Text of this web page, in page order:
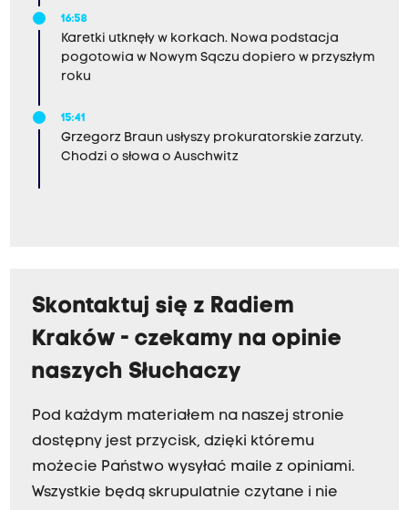
16:58
Karetki utknęły w korkach. Nowa podstacja
pogotowia w Nowym Sączu dopiero w przyszłym
roku
15:41
Grzegorz Braun usłyszy prokuratorskie zarzuty.
Chodzi o słowa o Auschwitz
Skontaktuj się z Radiem
Kraków - czekamy na opinie
naszych Słuchaczy
Pod każdym materiałem na naszej stronie
dostępny jest przycisk, dzięki któremu
możecie Państwo wysyłać maile z opiniami.
Wszystkie będą skrupulatnie czytane i nie